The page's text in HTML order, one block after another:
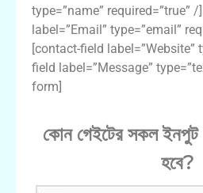
type=”name” required=”true”
label=”Email” type=”email”
[contact-field label=”Website”
field label=”Message”
form]
কোন গেইটের সকল
হবে?